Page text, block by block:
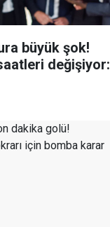
büyük şok!
değişiyor: